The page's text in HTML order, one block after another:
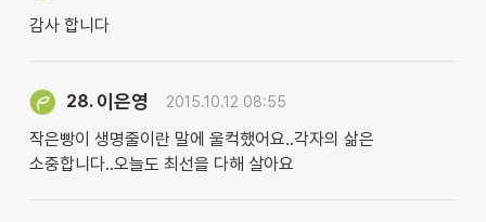
감사 합니다
28. 이은영 2015.10.12 08:55
작은빵이 생명줄이란 말에 울컥했어요..각자의 삶은
소중합니다..오늘도 최선을 다해 살아요